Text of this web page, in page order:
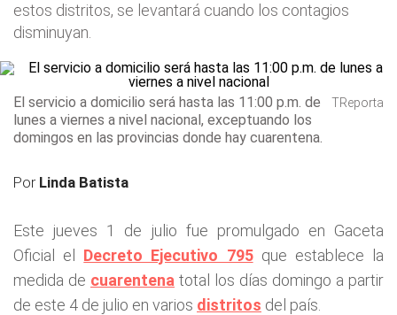
estos distritos, se levantará cuando los contagios
disminuyan.
El servicio a domicilio será hasta las 11:00 p.m. de
lunes a viernes a nivel nacional, exceptuando los
domingos en las provincias donde hay cuarentena.
TReporta
Por Linda Batista
Este jueves 1 de julio fue promulgado en Gaceta
Oficial el Decreto Ejecutivo 795que establece la
medida de cuarentena total los días domingo a partir
de este 4 de julio en varios distritos del país.